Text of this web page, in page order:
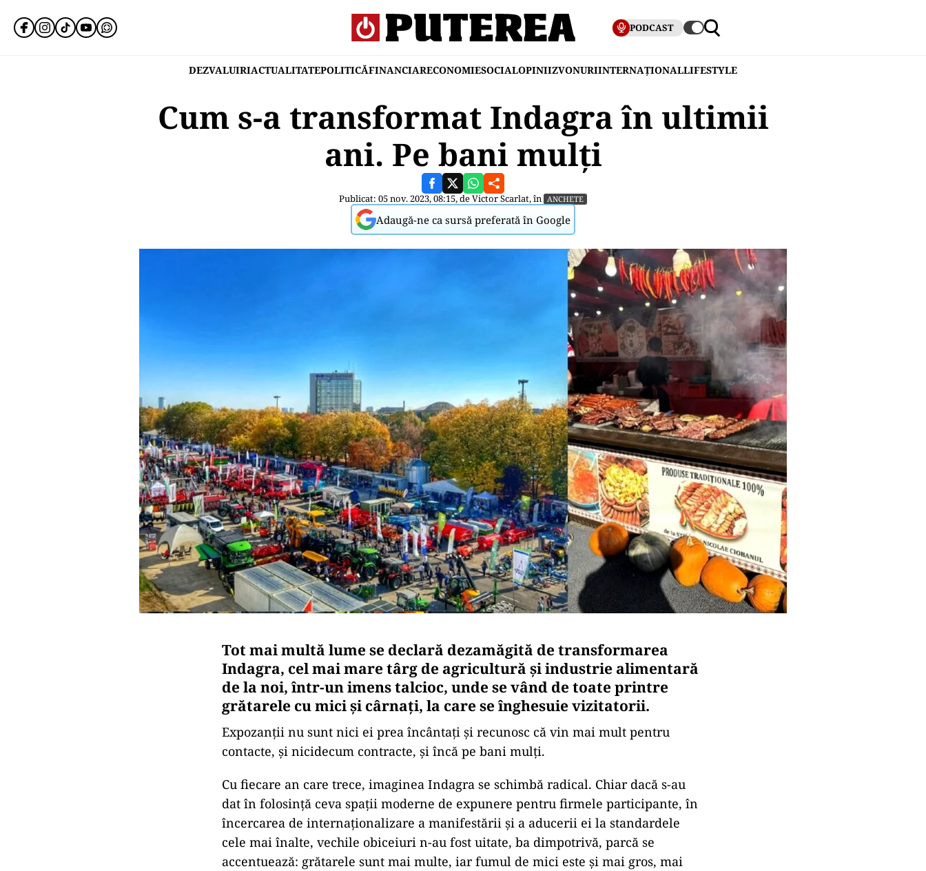
PODCAST
DEZVALUIRIACTUALITATEPOLITICĂFINANCIARECONOMIESOCIALOPINIIZVONURIINTERNAȚIONALLIFESTYLE
Cum s-a transformat Indagra în ultimii
ani. Pe bani mulți
Publicat: 05 nov. 2023, 08:15, deVictor Scarlat, în ANCHETE
Adaugă-ne ca sursă preferată în Google
Tot mai multă lume se declară dezamăgită de transformarea
Indagra, cel mai mare târg de agricultură și industrie alimentară
de la noi, într-un imens talcioc, unde se vând de toate printre
grătarele cu mici și cârnați, la care se înghesuie vizitatorii.
Expozanții nu sunt nici ei prea încântați și recunosc că vin mai mult pentru
contacte, și nicidecum contracte, și încă pe bani mulți.
Cu fiecare an care trece, imaginea Indagra se schimbă radical. Chiar dacă s-au
dat în folosință ceva spații moderne de expunere pentru firmele participante, în
încercarea de internaționalizare a manifestării și a aducerii ei la standardele
cele mai înalte, vechile obiceiuri n-au fost uitate, ba dimpotrivă, parcă se
accentuează: grătarele sunt mai multe, iar fumul de mici este și mai gros, mai